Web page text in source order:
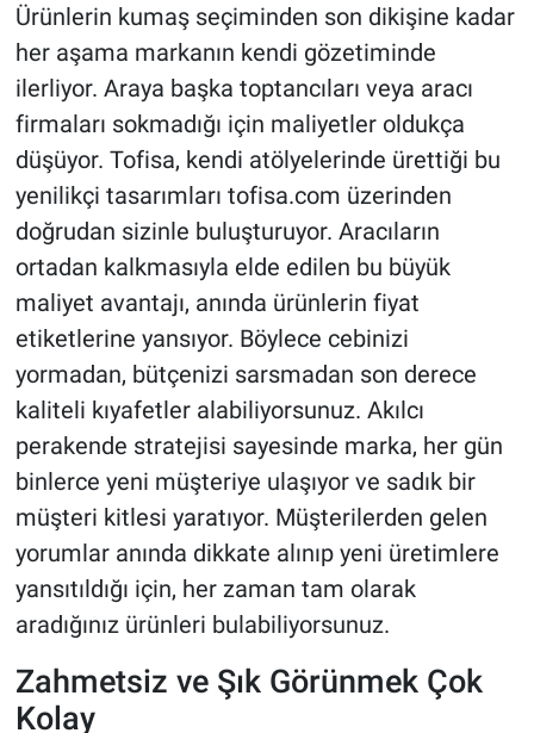
Ürünlerin kumaş seçiminden son dikişine kadar
her aşama markanın kendi gözetiminde
ilerliyor. Araya başka toptancıları veya aracı
firmaları sokmadığı için maliyetler oldukça
düşüyor. Tofisa, kendi atölyelerinde ürettiği bu
yenilikçi tasarımları tofisa.com üzerinden
doğrudan sizinle buluşturuyor. Aracıların
ortadan kalkmasıyla elde edilen bu büyük
maliyet avantajı, anında ürünlerin fiyat
etiketlerine yansıyor. Böylece cebinizi
yormadan, bütçenizi sarsmadan son derece
kaliteli kıyafetler alabiliyorsunuz. Akılcı
perakende stratejisi sayesinde marka, her gün
binlerce yeni müşteriye ulaşıyor ve sadık bir
müşteri kitlesi yaratıyor. Müşterilerden gelen
yorumlar anında dikkate alınıp yeni üretimlere
yansıtıldığı için, her zaman tam olarak
aradığınız ürünleri bulabiliyorsunuz.
Zahmetsiz ve Şık Görünmek Çok
Kolay